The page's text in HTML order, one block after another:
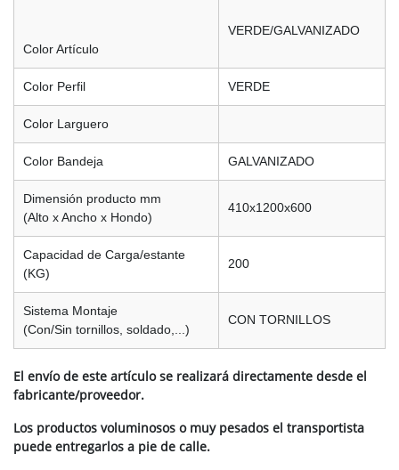
Color Artículo
VERDE/GALVANIZADO
Color Perfil VERDE
Color Larguero
Color Bandeja GALVANIZADO
Dimensión producto mm
(Alto x Ancho x Hondo)
410x1200x600
Capacidad de Carga/estante
(KG)
200
Sistema Montaje
(Con/Sin tornillos, soldado,...)
CON TORNILLOS
El envío de este artículo se realizará directamente desde el
fabricante/proveedor.
Los productos voluminosos o muy pesados el transportista
puede entregarlos a pie de calle.